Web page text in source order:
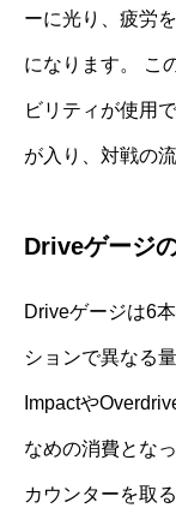
ーに光り、疲労
になります。 こ
ビリティが使用
が入り、対戦の
Driveゲージ
Driveゲージは6
ションで異なる
Impactや
なめの消費とな
カウンターを取